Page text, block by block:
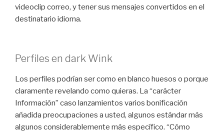
videoclip correo, y tener sus mensajes convertidos en el
destinatario idioma.
Perfiles en dark Wink
Los perfiles podrían ser como en blanco huesos o porque
claramente revelando como quieras. La “carácter
Información” caso lanzamientos varios bonificación
añadida preocupaciones a usted, algunos estándar más
algunos considerablemente más específico. “Cómo